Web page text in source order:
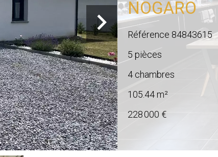
NOGARO
Référence 84843615
5 pièces
4 chambres
105.44m²
228 000 €